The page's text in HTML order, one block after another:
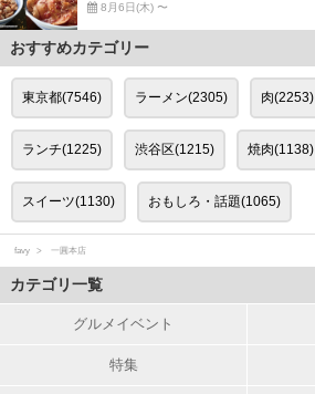
8月6日(木) 〜
おすすめカテゴリー
東京都(7546) ラーメン(2305) 肉(2253)
ランチ(1225) 渋谷区(1215) 焼肉(1138)
スイーツ(1130) おもしろ・話題(1065)
favy 一圓本店
カテゴリ一覧
グルメイベント
特集